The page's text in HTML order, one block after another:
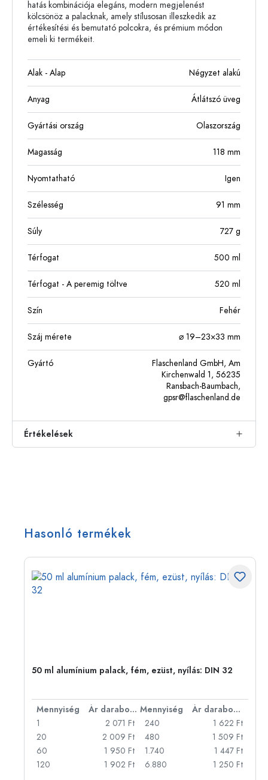
hatás kombinációja elegáns, modern megjelenést
kölcsönöz a palacknak, amely stílusosan illeszkedik az
értékesítési és bemutató polcokra, és prémium módon
emeli ki termékeit.
Alak - Alap Négyzet alakú
Anyag Átlátszó üveg
Gyártási ország Olaszország
Magasság 118 mm
Nyomtatható Igen
Szélesség 91 mm
Súly 727 g
Térfogat 500 ml
Térfogat - A peremig töltve 520 ml
Szín Fehér
Száj mérete ⌀ 19–23×33 mm
Gyártó
Flaschenland GmbH, Am
Kirchenwald 1, 56235
Ransbach-Baumbach,
gpsr@flaschenland.de
Értékelések
Hasonló termékek
50 ml alumínium palack, fém, ezüst, nyílás: DIN 32
Mennyiség Ár darabonként Mennyiség
Ár darabonként
1
2 071 Ft
20
2 009 Ft
60
1 950 Ft
120
1 902 Ft
240
1 622 Ft
480
1 509 Ft
1.740
1 447 Ft
6.880
1 250 Ft